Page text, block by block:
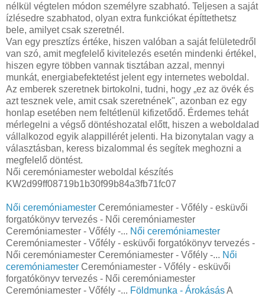
nélkül végtelen módon személyre szabható. Teljesen a saját
ízlésedre szabhatod, olyan extra funkciókat építtethetsz
bele, amilyet csak szeretnél.
Van egy presztízs értéke, hiszen valóban a saját felületedről
van szó, amit megfelelő kivitelezés esetén mindenki értékel,
hiszen egyre többen vannak tisztában azzal, mennyi
munkát, energiabefektetést jelent egy internetes weboldal.
Az emberek szeretnek birtokolni, tudni, hogy „ez az övék és
azt tesznek vele, amit csak szeretnének", azonban ez egy
honlap esetében nem feltétlenül kifizetődő. Érdemes tehát
mérlegelni a végső döntéshozatal előtt, hiszen a weboldalad
vállalkozod egyik alappillérét jelenti. Ha bizonytalan vagy a
választásban, keress bizalommal és segítek meghozni a
megfelelő döntést.
Női ceremóniamester weboldal készítés
KW2d99ff08719b1b30f99b84a3fb71fc07
Női ceremóniamester Ceremóniamester - Vőfély - esküvői
forgatókönyv tervezés - Női ceremóniamester
Ceremóniamester - Vőfély -... Női ceremóniamester
Ceremóniamester - Vőfély - esküvői forgatókönyv tervezés -
Női ceremóniamester Ceremóniamester - Vőfély -... Női
ceremóniamester Ceremóniamester - Vőfély - esküvői
forgatókönyv tervezés - Női ceremóniamester
Ceremóniamester - Vőfély -... Földmunka - ÁrokásásA